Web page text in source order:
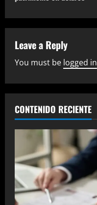
n
a
v
i
g
a
t
i
o
n
Leave a Reply
You must be logged in
CONTENIDO RECIENTE